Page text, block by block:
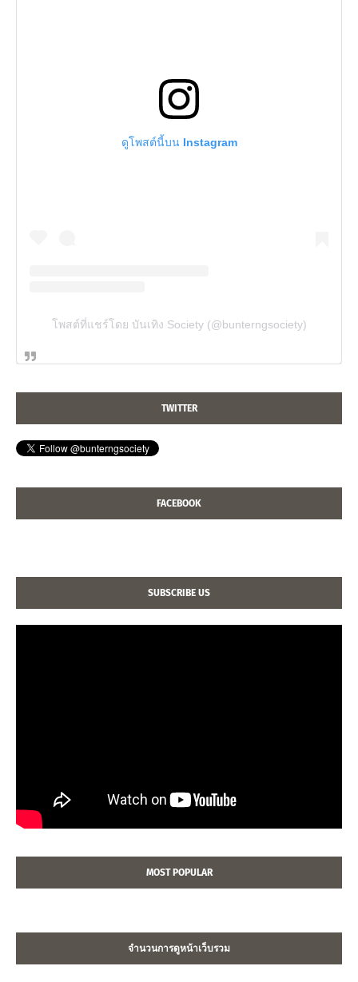
ดูโพสต์นี้บน Instagram
โพสต์ที่แชร์โดย บันเทิง Society (@bunterngsociety)
TWITTER
FACEBOOK
SUBSCRIBE US
MOST POPULAR
จำนวนการดูหน้าเว็บรวม